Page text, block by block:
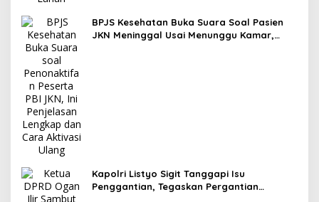
BPJS Kesehatan Buka Suara Soal Pasien
JKN Meninggal Usai Menunggu Kamar,
Kapolri Listyo Sigit Tanggapi Isu
Penggantian, Tegaskan Pergantian